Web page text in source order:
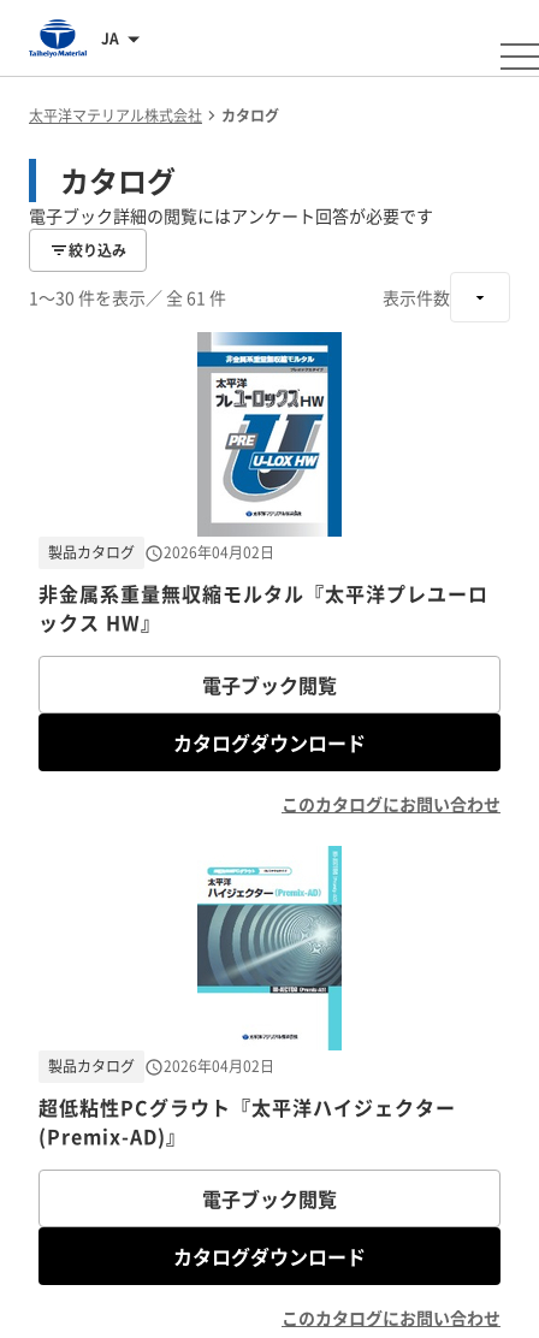
JA
太平洋マテリアル株式会社 カタログ
カタログ
電子ブック詳細の閲覧にはアンケート回答が必要です
絞り込み
1～30 件を表示／ 全 61 件 表示件数
非金属系重量無収縮モルタル『太平洋プレユーロ
ックス HW』
製品カタログ 2026年04月02日
電子ブック閲覧
カタログダウンロード
このカタログにお問い合わせ
超低粘性PCグラウト『太平洋ハイジェクター
(Premix-AD)』
製品カタログ 2026年04月02日
電子ブック閲覧
カタログダウンロード
このカタログにお問い合わせ